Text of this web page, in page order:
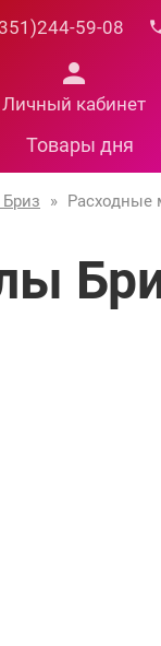
59-08
Личный кабинет
Товары дня
» Расходные